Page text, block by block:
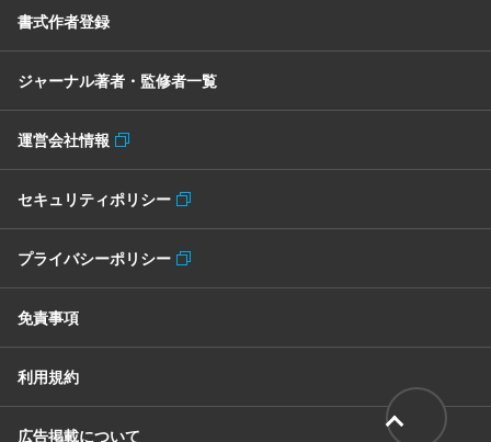
書式作者登録
ジャーナル著者・監修者一覧
運営会社情報
セキュリティポリシー
プライバシーポリシー
免責事項
利用規約
広告掲載について